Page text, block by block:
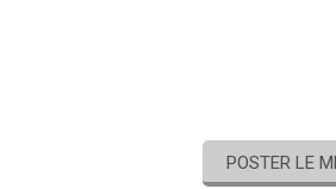
POSTER LE